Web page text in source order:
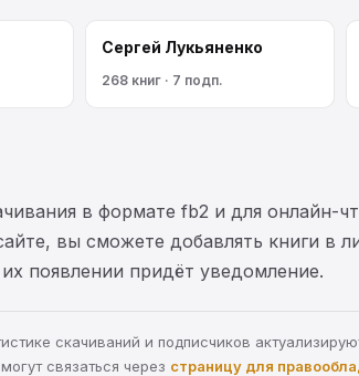
Сергей Лукьяненко
268 книг · 7 подп.
в формате fb2 и для онлайн-
вы сможете добавлять книги в
появлении придёт уведомление.
скачиваний и подписчиков
связаться через страницу для